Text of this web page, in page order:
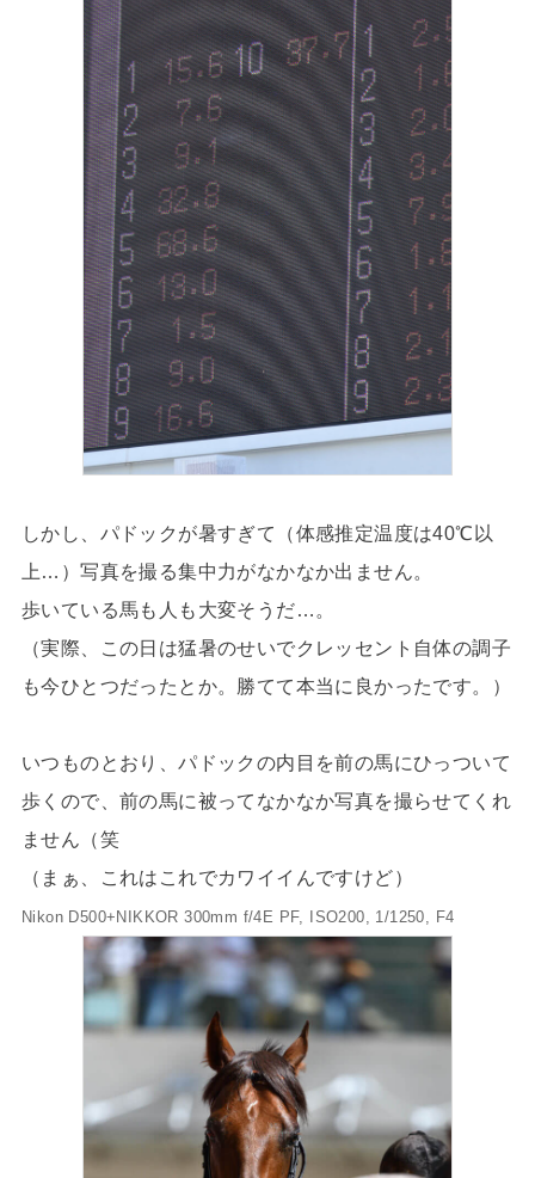
しかし、パドックが暑すぎて（体感推定温度は40℃以
上…）写真を撮る集中力がなかなか出ません。
歩いている馬も人も大変そうだ…。
（実際、この日は猛暑のせいでクレッセント自体の調子
も今ひとつだったとか。勝てて本当に良かったです。）
いつものとおり、パドックの内目を前の馬にひっついて
歩くので、前の馬に被ってなかなか写真を撮らせてくれ
ません（笑
（まぁ、これはこれでカワイイんですけど）
Nikon D500+NIKKOR 300mm f/4E PF, ISO200, 1/1250, F4